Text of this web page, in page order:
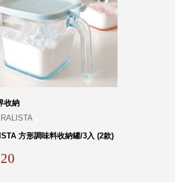
收納
方形調味料收納罐/3入 (2款)